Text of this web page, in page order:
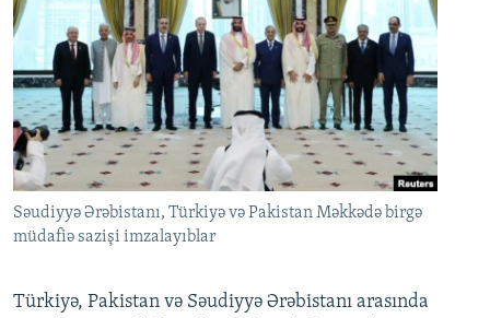
Səudiyyə Ərəbistanı, Türkiyə və Pakistan Məkkədə birgə
müdafiə sazişi imzalayıblar
Türkiyə, Pakistan və Səudiyyə Ərəbistanı arasında